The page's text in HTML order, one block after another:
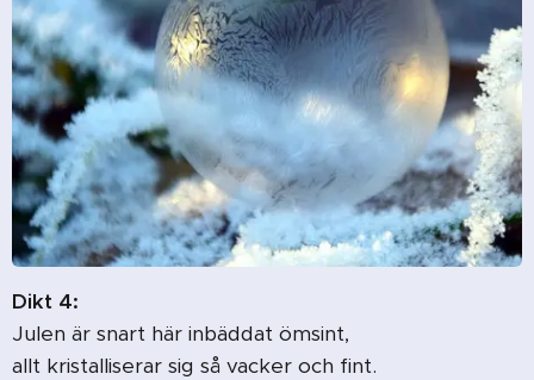
Dikt 4:
Julen är snart här inbäddat ömsint,
allt kristalliserar sig så vacker och fint.